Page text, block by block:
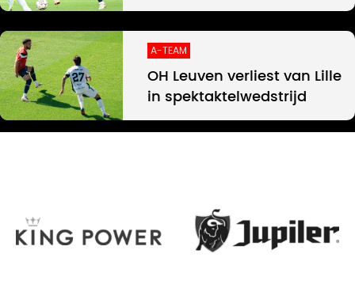
A-TEAM
OH Leuven verliest van Lille
in spektaktelwedstrijd